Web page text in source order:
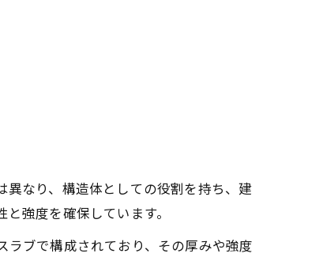
なり、構造体としての役割を持ち、建
強度を確保しています。
ブで構成されており、その厚みや強度